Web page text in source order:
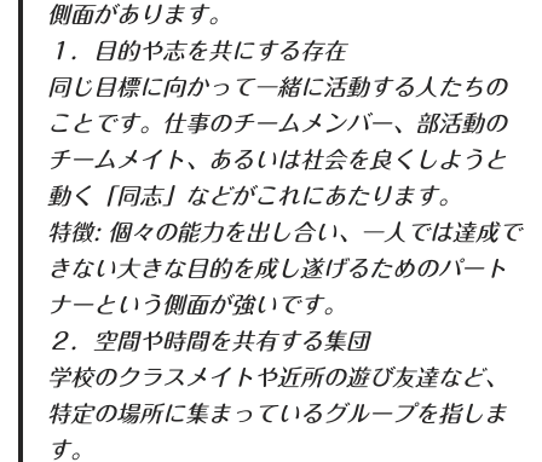
側面があります。
１．目的や志を共にする存在
同じ目標に向かって一緒に活動する人たちの
ことです。仕事のチームメンバー、部活動の
チームメイト、あるいは社会を良くしようと
動く「同志」などがこれにあたります。
特徴: 個々の能力を出し合い、一人では達成で
きない大きな目的を成し遂げるためのパート
ナーという側面が強いです。
２．空間や時間を共有する集団
学校のクラスメイトや近所の遊び友達など、
特定の場所に集まっているグループを指しま
す。